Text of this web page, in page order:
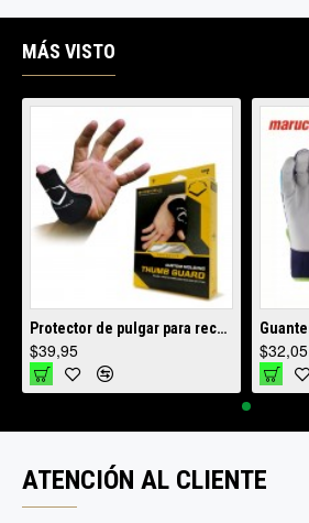
MÁS VISTO
Protector de pulgar para receptor EvoShield WTV4000BL I Máxima Protección
$39,95 $32,05
ATENCIÓN AL CLIENTE